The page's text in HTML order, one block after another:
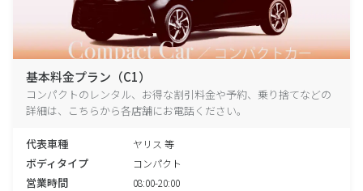
基本料金プラン（C1）
コンパクトのレンタル、お得な割引料金や予約、乗り捨てなどの
詳細は、こちらから各店舗にお電話ください。
代表車種 ヤリス 等
ボディタイプ コンパクト
営業時間 08:00-20:00